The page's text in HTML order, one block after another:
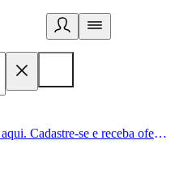
Um estilo de vida saudável começa aqui. Cadastre-se e receba ofertas exclusivas.